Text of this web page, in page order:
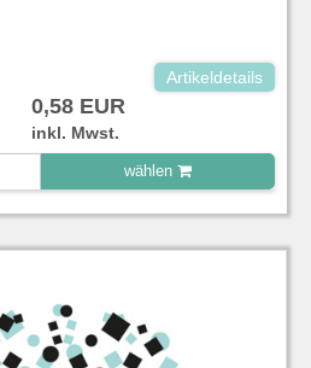
Artikeldetails
0,58 EUR
inkl. Mwst.
wählen
hinzugefügt.